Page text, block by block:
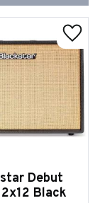
Debut
Black